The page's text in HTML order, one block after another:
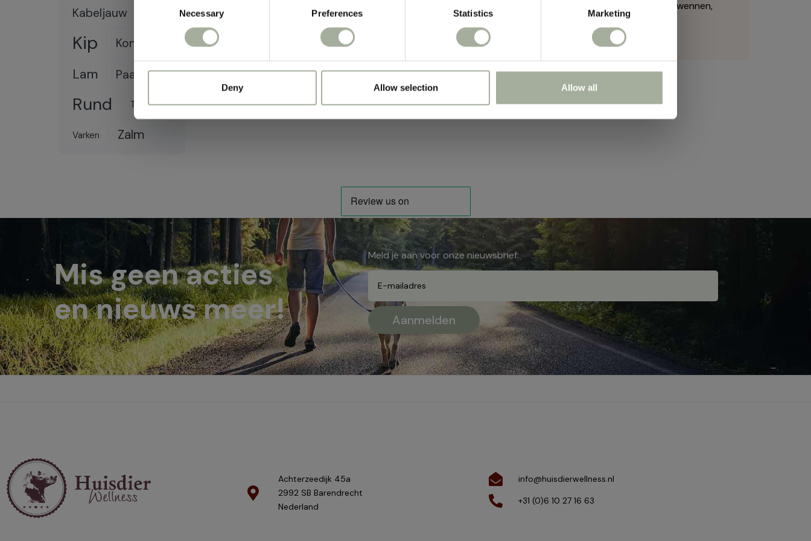
Necessary Preferences Statistics Marketing
Deny Allow selection Allow all
Kabeljauw
Kip Konijn
Lam Paard
Rund Tonijn
Varken Zalm
geschikt voor honden met voedselgevoeligheden of allergieën. Je kunt jouw hond met een gerust hart verwennen,
wetende dat je hem een gezonde en natuurlijke traktatie geeft.
Mis geen acties
en nieuws meer!
Meld je aan voor onze nieuwsbrief:
Achterzeedijk 45a
2992 SB Barendrecht
Nederland
info@huisdierwellness.nl
+31 (0)6 10 27 16 63